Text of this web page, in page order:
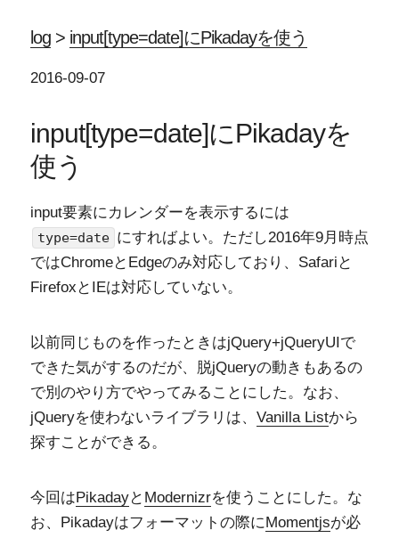
log> input[type=date]にPikadayを使う
2016-09-07
input[type=date]にPikadayを
使う
input要素にカレンダーを表示するには
type=date にすればよい。ただし2016年9月時点
ではChromeとEdgeのみ対応しており、Safariと
FirefoxとIEは対応していない。
以前同じものを作ったときはjQuery+jQueryUIで
できた気がするのだが、脱jQueryの動きもあるの
で別のやり方でやってみることにした。なお、
jQueryを使わないライブラリは、 Vanilla Listから
探すことができる。
今回はPikadayと Modernizrを使うことにした。な
お、Pikadayはフォーマットの際にMomentjsが必